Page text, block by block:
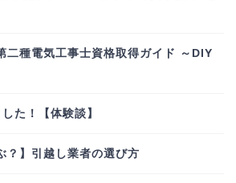
二種電気工事士資格取得ガイド ～DIY
た！【体験談】
？】引越し業者の選び方